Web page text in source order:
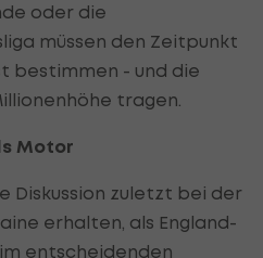
oder die
müssen den Zeitpunkt
bestimmen - und die
tragen.
Motor
Diskussion zuletzt bei der
erhalten, als England-
entscheidenden